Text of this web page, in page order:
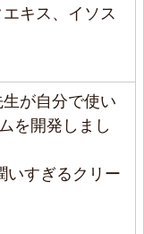
めレベル：
1本使い切りま
のクリームはし
も良かったで
キス、イソス
が自分で使い
を開発しまし
すぎるクリー